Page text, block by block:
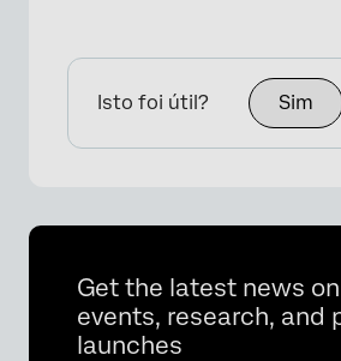
Isto foi útil? Sim
Get the latest news
events, research, and
launches